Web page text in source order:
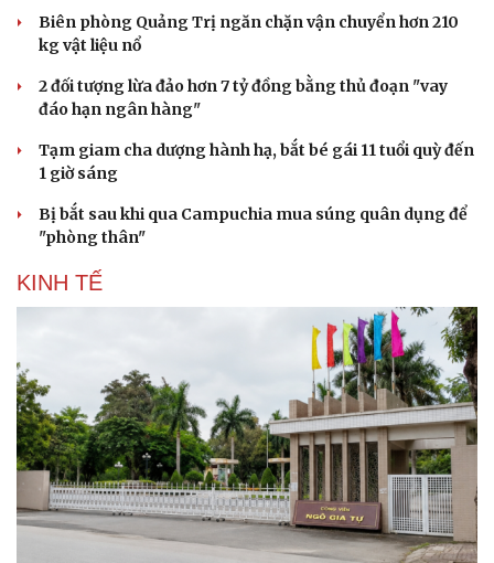
Du lịch
Săn Tour
check-in
Podcast
Đọc truyện đêm khuya
Hạt giống tâm hồn
Biên phòng Quảng Trị ngăn chặn vận chuyển hơn 210
kg vật liệu nổ
2 đối tượng lừa đảo hơn 7 tỷ đồng bằng thủ đoạn "vay
đáo hạn ngân hàng"
Tạm giam cha dượng hành hạ, bắt bé gái 11 tuổi quỳ đến
1 giờ sáng
Bị bắt sau khi qua Campuchia mua súng quân dụng để
"phòng thân"
KINH TẾ